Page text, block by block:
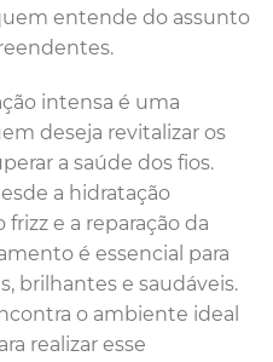
entende do assunto
intensa é uma
deseja revitalizar os
a saúde dos fios.
a hidratação
e a reparação da
é essencial para
brilhantes e saudáveis.
o ambiente ideal
realizar esse